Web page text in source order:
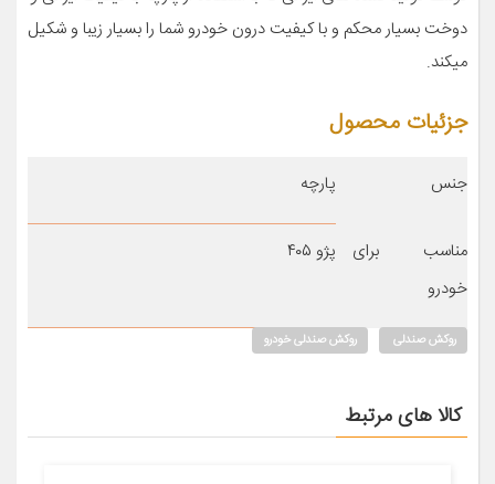
دوخت بسیار محکم و با کیفیت درون خودرو شما را بسیار زیبا و شکیل
میکند.
جزئیات محصول
جنس پارچه
مناسب برای
خودرو
پژو ۴۰۵
روکش صندلی روکش صندلی خودرو
کالا های مرتبط